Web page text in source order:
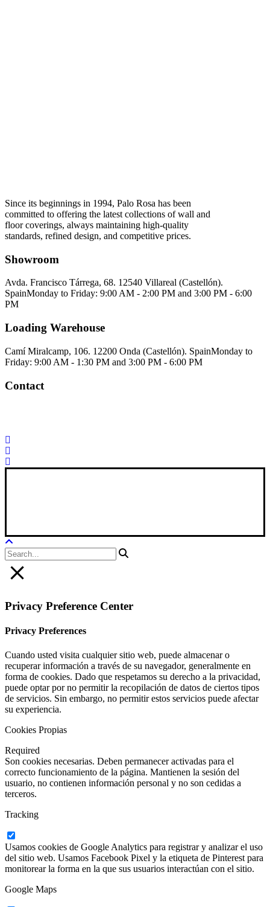
Since its beginnings in 1994, Palo Rosa has been
committed to offering the latest collections of wall and
floor coverings, always maintaining high-quality
standards, refined design, and competitive prices.
Showroom
Avda. Francisco Tárrega, 68. 12540 Villareal (Castellón).
SpainMonday to Friday: 9:00 AM - 2:00 PM and 3:00 PM - 6:00
PM
Loading Warehouse
Camí Miralcamp, 106. 12200 Onda (Castellón). SpainMonday to
Friday: 9:00 AM - 1:30 PM and 3:00 PM - 6:00 PM
Contact
Privacy Preference Center
Privacy Preferences
Cuando usted visita cualquier sitio web, puede almacenar o
recuperar información a través de su navegador, generalmente en
forma de cookies. Dado que respetamos su derecho a la privacidad,
puede optar por no permitir la recopilación de datos de ciertos tipos
de servicios. Sin embargo, no permitir estos servicios puede afectar
su experiencia.
Cookies Propias
Required
Son cookies necesarias. Deben permanecer activadas para el
correcto funcionamiento de la página. Mantienen la sesión del
usuario, no contienen información personal y no son cedidas a
terceros.
Tracking
Usamos cookies de Google Analytics para registrar y analizar el uso
del sitio web. Usamos Facebook Pixel y la etiqueta de Pinterest para
monitorear la forma en la que sus usuarios interactúan con el sitio.
Google Maps